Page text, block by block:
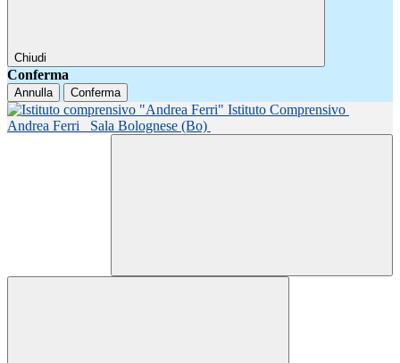
Chiudi
Conferma
Annulla Conferma
Istituto Comprensivo
Andrea Ferri
Sala Bolognese (Bo)